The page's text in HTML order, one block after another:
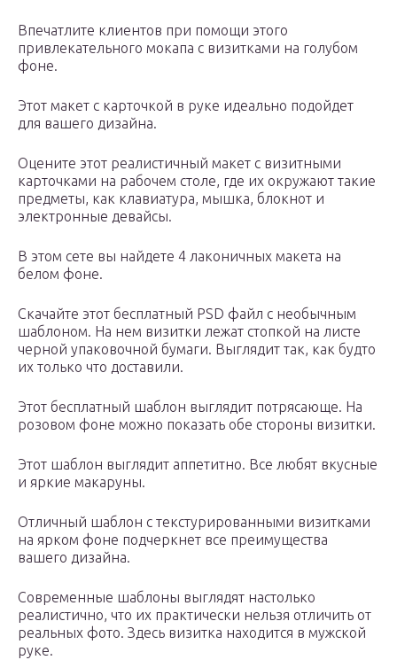
Впечатлите клиентов при помощи этого
привлекательного мокапа с визитками на голубом
фоне.
Этот макет с карточкой в руке идеально подойдет
для вашего дизайна.
Оцените этот реалистичный макет с визитными
карточками на рабочем столе, где их окружают такие
предметы, как клавиатура, мышка, блокнот и
электронные девайсы.
В этом сете вы найдете 4 лаконичных макета на
белом фоне.
Скачайте этот бесплатный PSD файл с необычным
шаблоном. На нем визитки лежат стопкой на листе
черной упаковочной бумаги. Выглядит так, как будто
их только что доставили.
Этот бесплатный шаблон выглядит потрясающе. На
розовом фоне можно показать обе стороны визитки.
Этот шаблон выглядит аппетитно. Все любят вкусные
и яркие макаруны.
Отличный шаблон с текстурированными визитками
на ярком фоне подчеркнет все преимущества
вашего дизайна.
Современные шаблоны выглядят настолько
реалистично, что их практически нельзя отличить от
реальных фото. Здесь визитка находится в мужской
руке.